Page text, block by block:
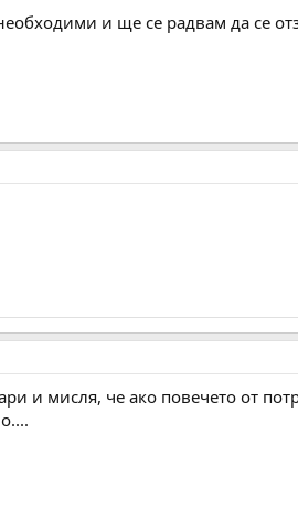
и ще се радвам да се
и мисля, че ако повечето от